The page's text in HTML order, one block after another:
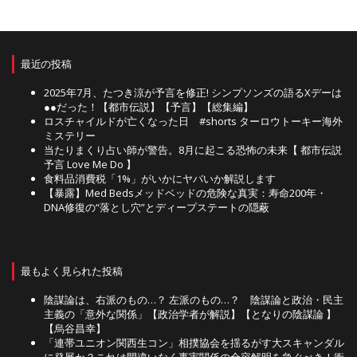
最近の投稿
2025年7月、たつき涼が予言を修正! シンプソンズの語るXデーは
●●だった！【都市伝説】【予言】【総集編】
ロスチャイルドが亡くなった日 #shorts ターロウトーキー海外
ミステリー
当たりまくり占い師が警告。8月に起こる恐怖の未来【 都市伝説
予言 Love Me Do 】
食料品消費税「1%」がいかにヤバいか解説します
【暴露】Med Bedsメッドベッドの危険な真実：寿命200年・
DNA修復の“落とし穴”とディープステートの隠蔽
最もよく見られた投稿
陰謀論は、右派のもの…？ 左派のもの…？ 陰謀論と政治・民主
主義の「意外な関係」【政治学者が解説】【となりの陰謀論 】
【烏谷昌幸】
「連帯ユニオン関西生コン」相撲協会を揺るがす大スキャンダル